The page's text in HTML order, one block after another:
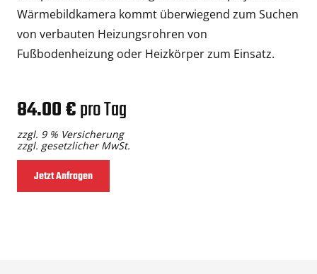
Wärmebildkamera kommt überwiegend zum Suchen
von verbauten Heizungsrohren von
Fußbodenheizung oder Heizkörper zum Einsatz.
84.00 €pro Tag
zzgl. 9 % Versicherung
zzgl. gesetzlicher MwSt.
Jetzt Anfragen